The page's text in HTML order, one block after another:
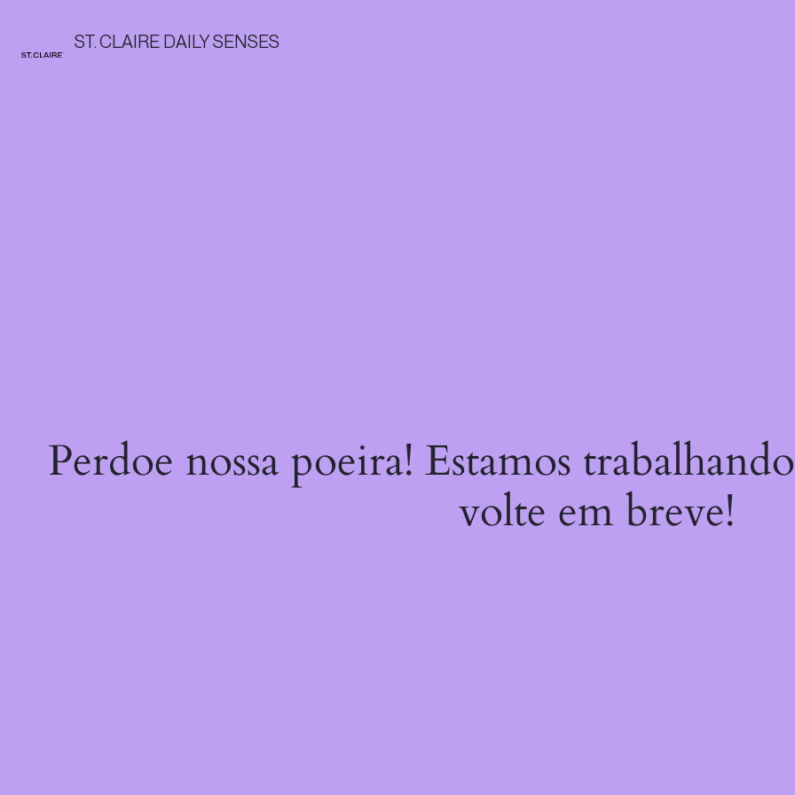
ST. CLAIRE DAILY SENSES
Perdoe nossa poeira! Estamos
volte em breve!